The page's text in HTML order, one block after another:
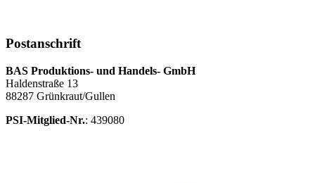
Postanschrift
BAS Produktions- und Handels- GmbH
Haldenstraße 13
88287 Grünkraut/Gullen
PSI-Mitglied-Nr.: 439080